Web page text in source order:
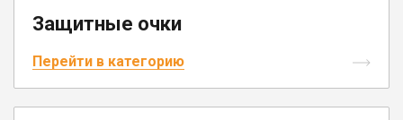
Заточка и ремонт цепей бензопил и электропил
Юрлицам
Защитные очки
Перейти в категорию